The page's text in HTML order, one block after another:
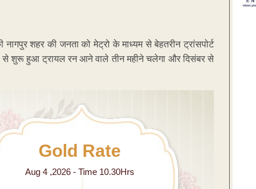
शहर की जनता को मेट्रो के माध्यम से बेहतरीन ट्रांसपोर्ट
से शुरू हुआ ट्रायल रन आने वाले तीन महीने चलेगा और दिसंबर से
Gold Rate
Aug 4 ,2026 - Time 10.30Hrs